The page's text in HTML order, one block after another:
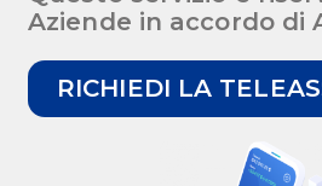
Aziende in accordo di
RICHIEDI LA